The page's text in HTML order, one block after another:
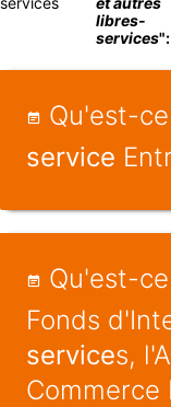
libres-
services":
Qu'est-
service
Qu'est-
Fonds
services,
Commerce